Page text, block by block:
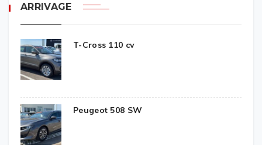
ARRIVAGE
T-Cross 110 cv
Peugeot 508 SW